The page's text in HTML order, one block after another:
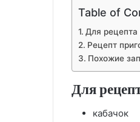
Table of
Для рецепта
Рецепт
Похожие
Для
кабачок